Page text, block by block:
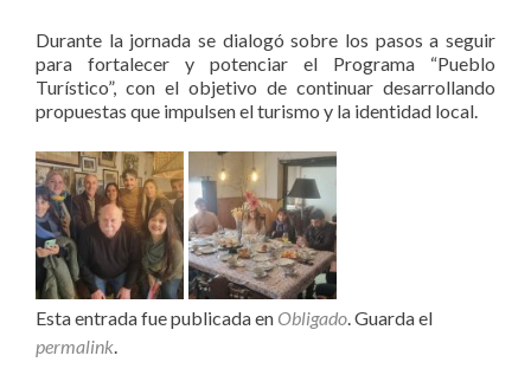
Durante la jornada se dialogó sobre los pasos a seguir
para fortalecer y potenciar el Programa “Pueblo
Turístico”, con el objetivo de continuar desarrollando
propuestas que impulsen el turismo y la identidad local.
Esta entrada fue publicada en Obligado. Guarda el
permalink.